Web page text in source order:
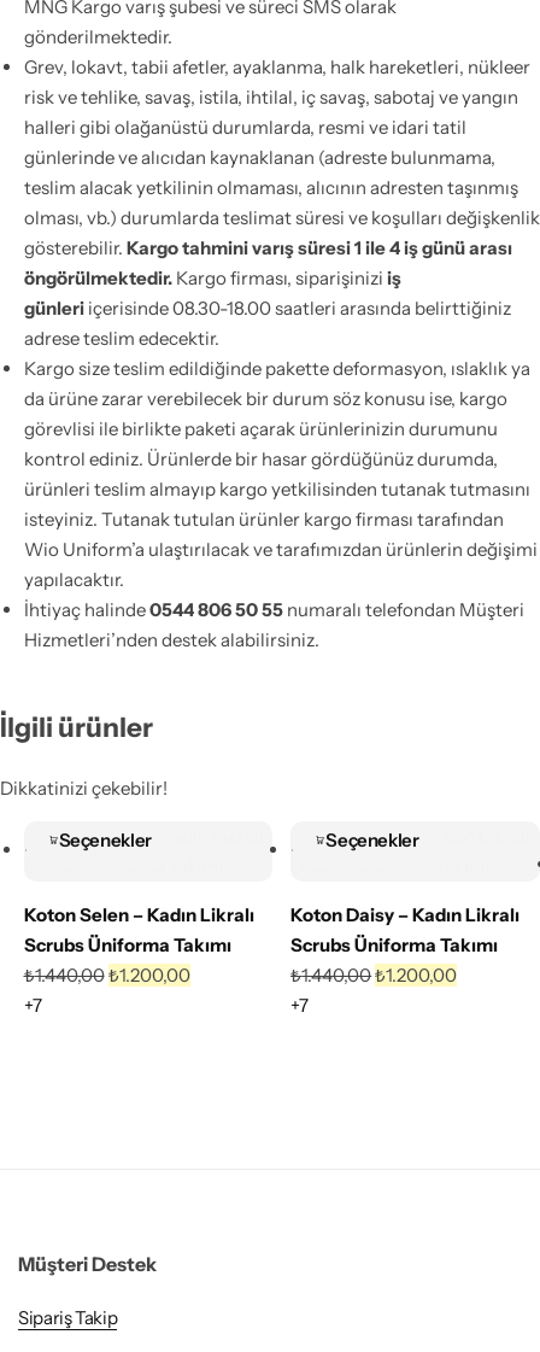
MNG Kargo varış şubesi ve süreci SMS olarak
gönderilmektedir.
Grev, lokavt, tabii afetler, ayaklanma, halk hareketleri, nükleer
risk ve tehlike, savaş, istila, ihtilal, iç savaş, sabotaj ve yangın
halleri gibi olağanüstü durumlarda, resmi ve idari tatil
günlerinde ve alıcıdan kaynaklanan (adreste bulunmama,
teslim alacak yetkilinin olmaması, alıcının adresten taşınmış
olması, vb.) durumlarda teslimat süresi ve koşulları değişkenlik
gösterebilir. Kargo tahmini varış süresi 1 ile 4 iş günü arası
öngörülmektedir.Kargo firması, siparişinizi iş
günleriiçerisinde 08.30-18.00 saatleri arasında belirttiğiniz
adrese teslim edecektir.
Kargo size teslim edildiğinde pakette deformasyon, ıslaklık ya
da ürüne zarar verebilecek bir durum söz konusu ise, kargo
görevlisi ile birlikte paketi açarak ürünlerinizin durumunu
kontrol ediniz. Ürünlerde bir hasar gördüğünüz durumda,
ürünleri teslim almayıp kargo yetkilisinden tutanak tutmasını
isteyiniz. Tutanak tutulan ürünler kargo firması tarafından
Wio Uniform’a ulaştırılacak ve tarafımızdan ürünlerin değişimi
yapılacaktır.
İhtiyaç halinde0544 806 50 55numaralı telefondan Müşteri
Hizmetleri’nden destek alabilirsiniz.
İlgili ürünler
Dikkatinizi çekebilir!
-17%
Karşılaştır
Seçenekler
Koton Selen – Kadın Likralı
Scrubs Üniforma Takımı
₺1.440,00₺1.200,00
+7
-17%Seçenekler
Koton Daisy – Kadın Likralı
Scrubs Üniforma Takımı
₺1.440,00₺1.200,00
+7
Müşteri Destek
Sipariş Takip